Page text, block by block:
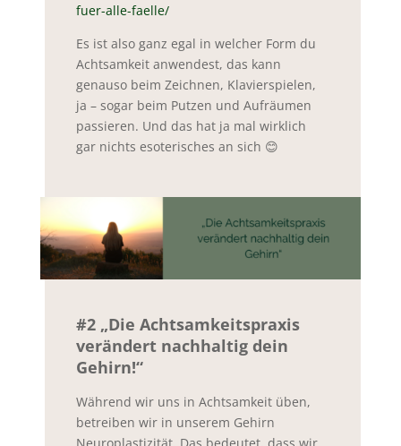
fuer-alle-faelle/
Es ist also ganz egal in welcher Form du
Achtsamkeit anwendest, das kann
genauso beim Zeichnen, Klavierspielen,
ja – sogar beim Putzen und Aufräumen
passieren. Und das hat ja mal wirklich
gar nichts esoterisches an sich 😊
#2 „Die Achtsamkeitspraxis
verändert nachhaltig dein
Gehirn!“
Während wir uns in Achtsamkeit üben,
betreiben wir in unserem Gehirn